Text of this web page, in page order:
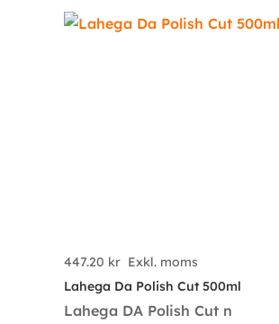
447.20 kr Exkl. moms
Lahega Da Polish Cut 500ml
Lahega DA Polish Cut n